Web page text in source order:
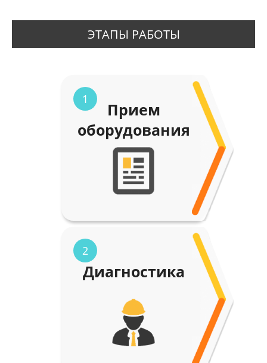
ЭТАПЫ РАБОТЫ
1
Прием
оборудования
2
Диагностика